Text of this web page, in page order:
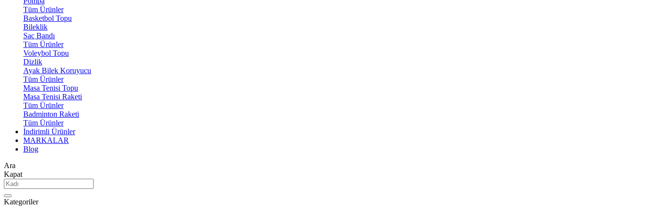
Tüm Ürünler
Basketbol Topu
Bileklik
Saç Bandı
Tüm Ürünler
Voleybol Topu
Dizlik
Ayak Bilek Koruyucu
Tüm Ürünler
Masa Tenisi Topu
Masa Tenisi Raketi
Tüm Ürünler
Badminton Raketi
Tüm Ürünler
İndirimli Ürünler
MARKALAR
Blog
Ara
Kapat
Kategoriler